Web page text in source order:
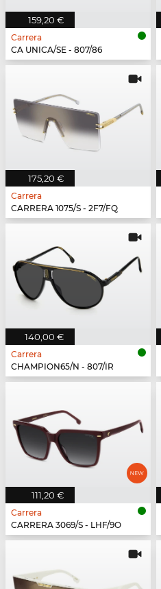
159,20 €
Carrera
CA UNICA/SE - 807/86
175,20 €
Carrera
CARRERA 1075/S - 2F7/FQ
140,00 €
Carrera
CHAMPION65/N - 807/IR
111,20 €
Carrera
CARRERA 3069/S - LHF/9O